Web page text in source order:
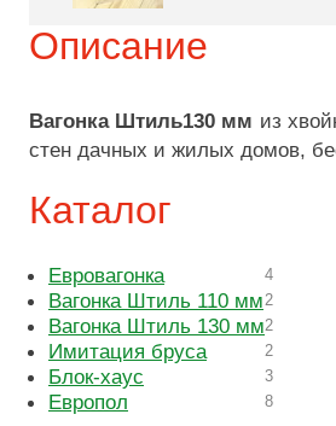
Описание
Вагонка Штиль130 мм из
стен дачных и жилых домов,
Каталог
Евровагонка 4
Вагонка Штиль 110 мм2
Вагонка Штиль 130 мм2
Имитация бруса 2
Блок-хаус 3
Европол 8